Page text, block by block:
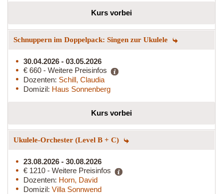
Kurs vorbei
Schnuppern im Doppelpack: Singen zur Ukulele
30.04.2026 - 03.05.2026
€ 660 - Weitere Preisinfos
Dozenten: Schill, Claudia
Domizil: Haus Sonnenberg
Kurs vorbei
Ukulele-Orchester (Level B + C)
23.08.2026 - 30.08.2026
€ 1210 - Weitere Preisinfos
Dozenten: Horn, David
Domizil: Villa Sonnwend